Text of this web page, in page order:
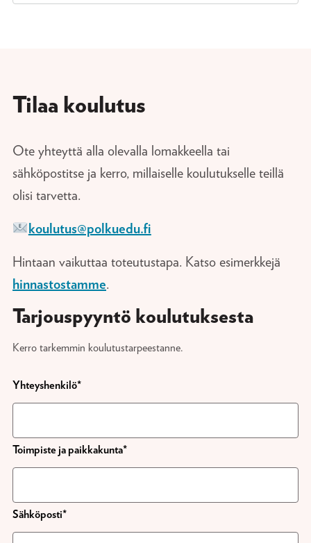
Tilaa koulutus
Ote yhteyttä alla olevalla lomakkeella tai
sähköpostitse ja kerro, millaiselle koulutukselle teillä
olisi tarvetta.
koulutus@polkuedu.fi
Hintaan vaikuttaa toteutustapa. Katso esimerkkejä
hinnastostamme.
Tarjouspyyntö koulutuksesta
Kerro tarkemmin koulutustarpeestanne.
Yhteyshenkilö
Toimpiste ja paikkakunta
Sähköposti